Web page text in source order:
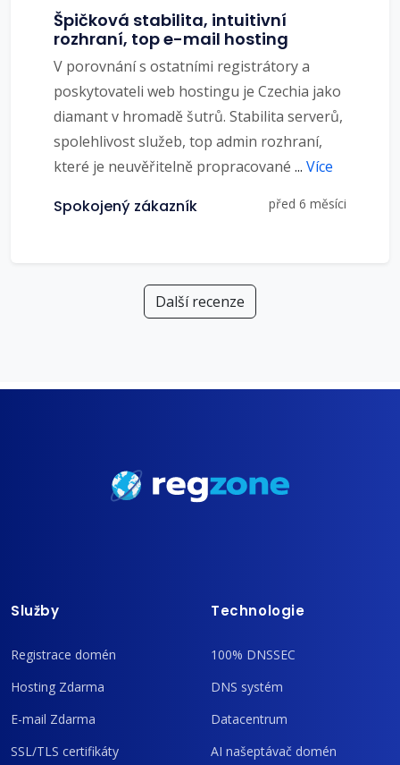
Špičková stabilita, intuitivní
rozhraní, top e-mail hosting
V porovnání s ostatními registrátory a
poskytovateli web hostingu je Czechia jako
diamant v hromadě šutrů. Stabilita serverů,
spolehlivost služeb, top admin rozhraní,
které je neuvěřitelně propracované ... Více
Spokojený zákazník před 6 měsíci
Další recenze
Služby
Registrace domén
Hosting Zdarma
E-mail Zdarma
SSL/TLS certifikáty
Technologie
100% DNSSEC
DNS systém
Datacentrum
AI našeptávač domén